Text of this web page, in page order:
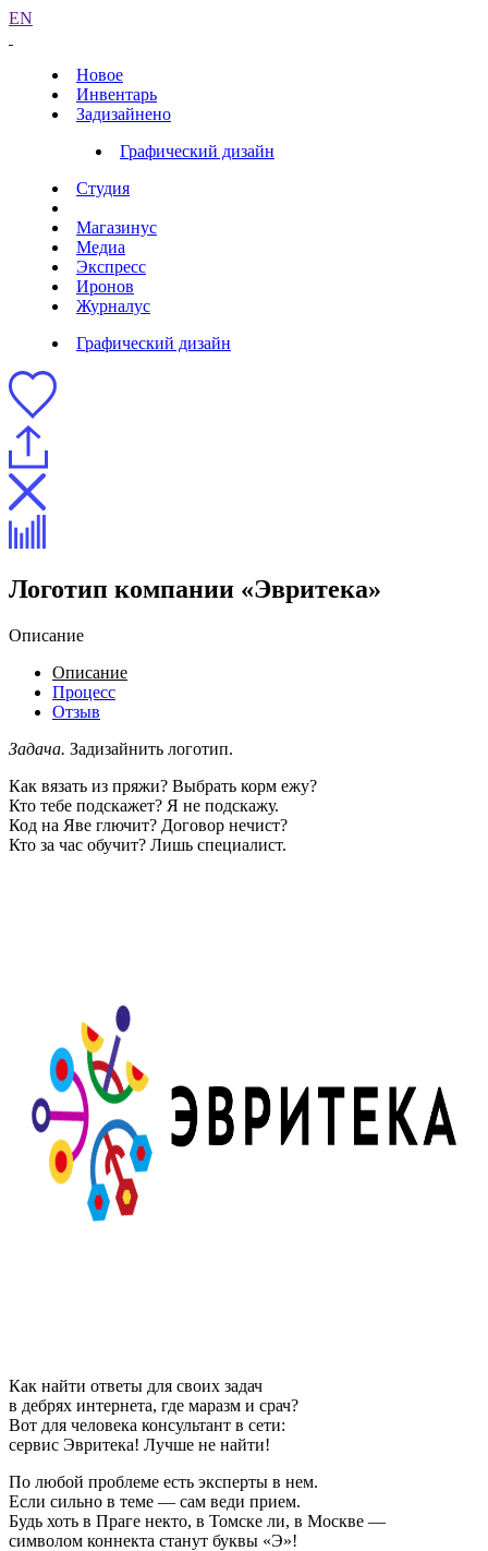
EN
Новое
Инвентарь
Задизайнено
Графический дизайн
Студия
Магазинус
Медиа
Экспресс
Иронов
Журналус
Графический дизайн
Логотип компании «Эвритека»
Описание
Описание
Процесс
Отзыв
Задача. Задизайнить логотип.
Как вязать из пряжи? Выбрать корм ежу?
Кто тебе подскажет? Я не подскажу.
Код на Яве глючит? Договор нечист?
Кто за час обучит? Лишь специалист.
Как найти ответы для своих задач
в дебрях интернета, где маразм и срач?
Вот для человека консультант в сети:
сервис Эвритека! Лучше не найти!
По любой проблеме есть эксперты в нем.
Если сильно в теме — сам веди прием.
Будь хоть в Праге некто, в Томске ли, в Москве —
символом коннекта станут буквы «Э»!